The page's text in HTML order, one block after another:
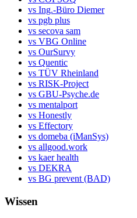
vs Ing.-Büro Diemer
vs pgb plus
vs secova sam
vs VBG Online
vs OurSurvy
vs Quentic
vs TÜV Rheinland
vs RISK-Project
vs GBU-Psyche.de
vs mentalport
vs Honestly
vs Effectory
vs domeba (iManSys)
vs allgood.work
vs kaer health
vs DEKRA
vs BG prevent (BAD)
Wissen